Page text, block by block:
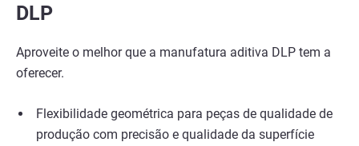
DLP
Aproveite o melhor que a manufatura aditiva DLP tem a
oferecer.
Flexibilidade geométrica para peças de qualidade de
produção com precisão e qualidade da superfície